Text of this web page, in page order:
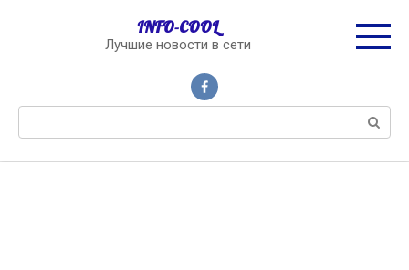
INFO-COOL
Лучшие новости в сети